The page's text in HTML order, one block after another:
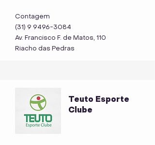
Contagem
(31) 9 9496-3084
Av. Francisco F. de Matos, 110
Riacho das Pedras
Teuto Esporte
Clube